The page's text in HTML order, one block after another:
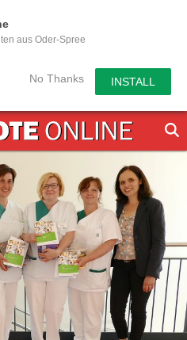
aus Oder-Spree
No Thanks INSTALL